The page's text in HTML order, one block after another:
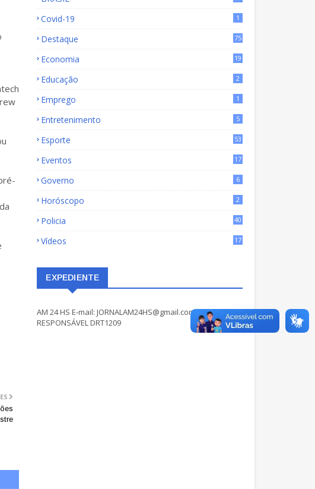
Covid-19 1
Destaque
75
Economia
19
Educação 2
Emprego 1
Entretenimento 5
Esporte 53
Eventos 17
Governo 6
Horóscopo 2
Policia 40
Vídeos 17
EXPEDIENTE
AM 24 HS E-mail: JORNALAM24HS@gmail.com JORNALISTA
RESPONSÁVEL DRT1209